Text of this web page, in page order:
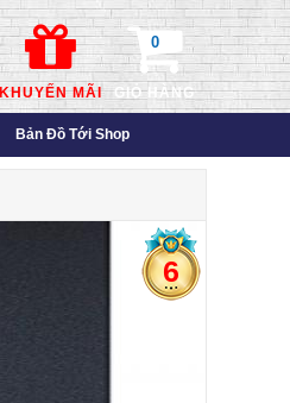
KHUYẾN MÃI
0
GIỎ HÀNG
Bản Đồ Tới Shop
6